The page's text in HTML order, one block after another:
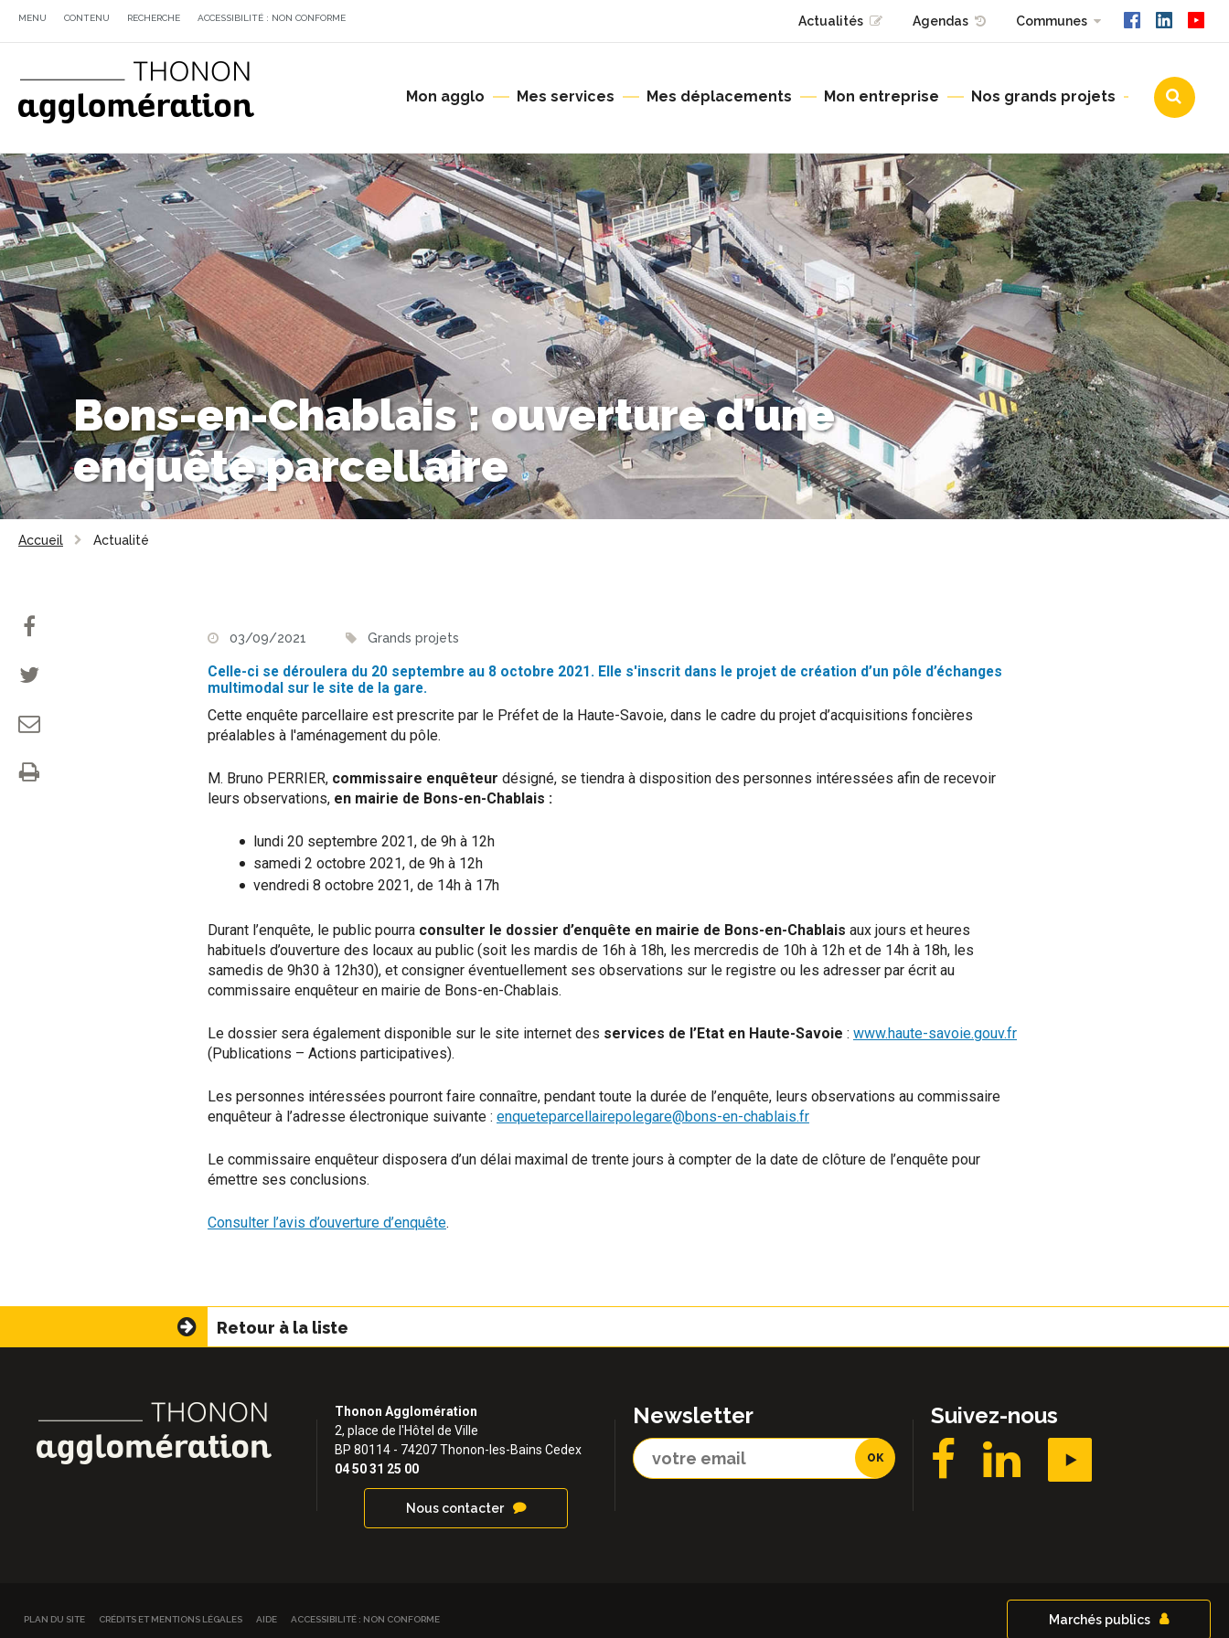
MENU CONTENU RECHERCHE ACCESSIBILITÉ : NON CONFORME Actualités Agendas Communes
Mon agglo Mes services Mes déplacements Mon entreprise Nos grands projets
Urbanisme
Bons-en-Chablais : ouverture d’une
enquête parcellaire
Accueil Actualité
03/09/2021 Grands projets
Celle-ci se déroulera du 20 septembre au 8 octobre 2021. Elle s'inscrit dans le projet de création d’un pôle d’échanges
multimodal sur le site de la gare.
Cette enquête parcellaire est prescrite par le Préfet de la Haute-Savoie, dans le cadre du projet d’acquisitions foncières
préalables à l'aménagement du pôle.
M. Bruno PERRIER, commissaire enquêteur désigné, se tiendra à disposition des personnes intéressées afin de recevoir
leurs observations, en mairie de Bons-en-Chablais :
lundi 20 septembre 2021, de 9h à 12h
samedi 2 octobre 2021, de 9h à 12h
vendredi 8 octobre 2021, de 14h à 17h
Durant l’enquête, le public pourra consulter le dossier d’enquête en mairie de Bons-en-Chablais aux jours et heures
habituels d’ouverture des locaux au public (soit les mardis de 16h à 18h, les mercredis de 10h à 12h et de 14h à 18h, les
samedis de 9h30 à 12h30), et consigner éventuellement ses observations sur le registre ou les adresser par écrit au
commissaire enquêteur en mairie de Bons-en-Chablais.
Le dossier sera également disponible sur le site internet des services de l’Etat en Haute-Savoie : www.haute-savoie.gouv.fr
(Publications – Actions participatives).
Les personnes intéressées pourront faire connaître, pendant toute la durée de l’enquête, leurs observations au commissaire
enquêteur à l’adresse électronique suivante : enqueteparcellairepolegare@bons-en-chablais.fr
Le commissaire enquêteur disposera d’un délai maximal de trente jours à compter de la date de clôture de l’enquête pour
émettre ses conclusions.
Consulter l’avis d’ouverture d’enquête.
Retour à la liste
Thonon Agglomération
2, place de l'Hôtel de Ville
BP 80114 - 74207 Thonon-les-Bains Cedex
04 50 31 25 00
Nous contacter
Newsletter Suivez-nous
PLAN DU SITE CRÉDITS ET MENTIONS LÉGALES AIDE ACCESSIBILITÉ : NON CONFORME Marchés publics